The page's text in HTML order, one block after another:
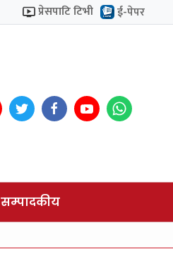
प्रेसपाटि टिभी ई-पेपर
सम्पादकीय